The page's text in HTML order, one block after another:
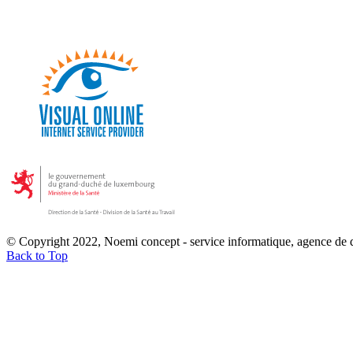
© Copyright 2022, Noemi concept - service informatique, agence
Back to Top